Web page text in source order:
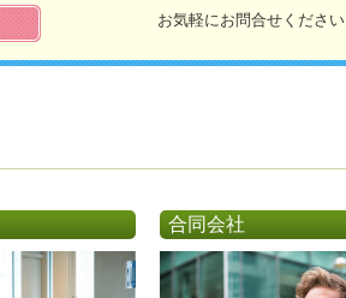
お気軽にお問合せください
合同会社